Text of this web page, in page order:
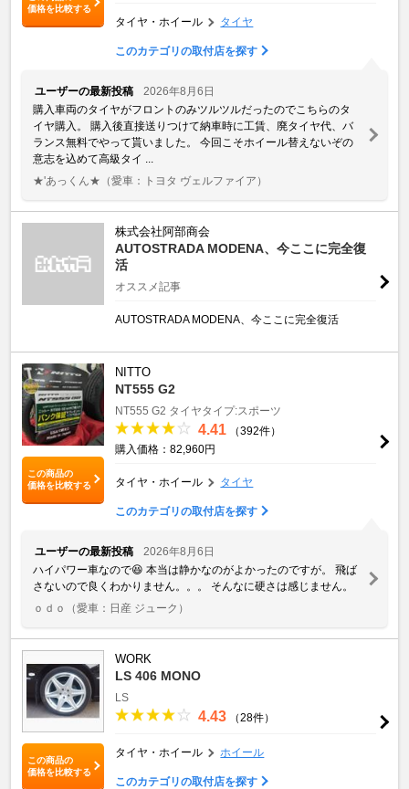
価格を比較する
タイヤ・ホイール タイヤ
このカテゴリの取付店を探す
ユーザーの最新投稿
2026年8月6日
購入車両のタイヤがフロントのみツルツルだったのでこちらのタ
イヤ購入。 購入後直接送りつけて納車時に工賃、廃タイヤ代、バ
ランス無料でやって貰いました。 今回こそホイール替えないぞの
意志を込めて高級タイ ...
★'あっくん★ （愛車：トヨタ ヴェルファイア）
株式会社阿部商会
AUTOSTRADA MODENA、今ここに完全復
活
オススメ記事
AUTOSTRADA MODENA、今ここに完全復活
この商品の
価格を比較する
NITTO
NT555 G2
NT555 G2 タイヤタイプ:スポーツ
4.41
（392件）
購入価格：82,960円
タイヤ・ホイール タイヤ
このカテゴリの取付店を探す
ユーザーの最新投稿
2026年8月6日
ハイパワー車なので😆 本当は静かなのがよかったのですが。 飛ば
さないので良くわかりません。。。 そんなに硬さは感じません。
ｏｄｏ
（愛車：日産 ジューク）
この商品の
価格を比較する
WORK
LS 406 MONO
LS
4.43 （28件）
タイヤ・ホイール ホイール
このカテゴリの取付店を探す